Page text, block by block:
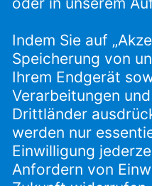
(E-Mail-Adresse,
Übergabe des
Nach
auf Grundlage Ihrer
Wir werden Ihre